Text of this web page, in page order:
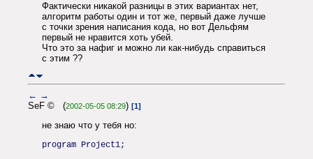
Фактически никакой разницы в этих вариантах нет,
алгоритм работы один и тот же, первый даже лучше
с точки зрения написания кода, но вот Дельфям
первый не нравится хоть убей.
Что это за нафиг и можно ли как-нибудь справиться
с этим ??
← →
SeF © (2002-05-05 08:29) [1]
не знаю что у тебя но:
program Project1;